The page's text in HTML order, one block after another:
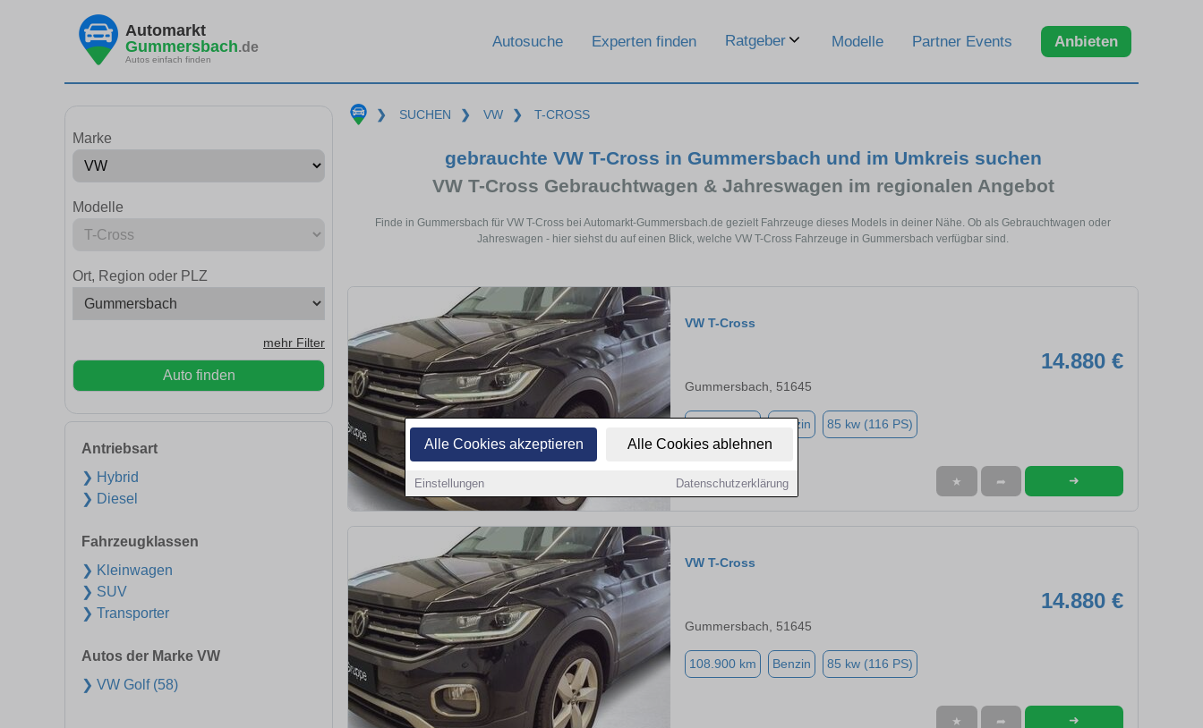
Alle Cookies akzeptieren Alle Cookies ablehnen
Einstellungen Datenschutzerklärung
Automarkt
Gummersbach.de
Autos einfach finden
Autosuche Experten finden Ratgeber Modelle Partner Events Anbieten
Marke
Modelle
Ort, Region oder PLZ
mehr Filter
Auto finden
Antriebsart
❯ Hybrid
❯ Diesel
Fahrzeugklassen
❯ Kleinwagen
❯ SUV
❯ Transporter
Autos der Marke VW
❯ VW Golf (58)
❯ SUCHEN ❯ VW ❯ T-CROSS
gebrauchte VW T-Cross in Gummersbach und im Umkreis suchen
VW T-Cross Gebrauchtwagen & Jahreswagen im regionalen Angebot
Finde in Gummersbach für VW T-Cross bei Automarkt-Gummersbach.de gezielt Fahrzeuge dieses Models in deiner Nähe. Ob als Gebrauchtwagen oder
Jahreswagen - hier siehst du auf einen Blick, welche VW T-Cross Fahrzeuge in Gummersbach verfügbar sind.
VW T-Cross
14.880 €
Gummersbach, 51645
Benzin 85 kw (116 PS)
★ ➦ ➜
VW T-Cross
14.880 €
Gummersbach, 51645
108.900 km Benzin 85 kw (116 PS)
★ ➦ ➜